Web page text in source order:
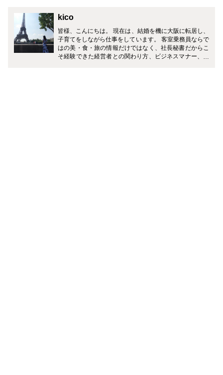
kico
皆様、こんにちは。 現在は、結婚を機に大阪に転居し、
子育てをしながら仕事をしています。 客室乗務員ならで
はの美・食・旅の情報だけではなく、社長秘書だからこ
そ経験できた経営者との関わり方、ビジネスマナー、ギ